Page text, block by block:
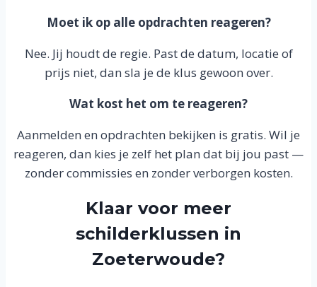
Moet ik op alle opdrachten reageren?
Nee. Jij houdt de regie. Past de datum, locatie of
prijs niet, dan sla je de klus gewoon over.
Wat kost het om te reageren?
Aanmelden en opdrachten bekijken is gratis. Wil je
reageren, dan kies je zelf het plan dat bij jou past —
zonder commissies en zonder verborgen kosten.
Klaar voor meer
schilderklussen in
Zoeterwoude?